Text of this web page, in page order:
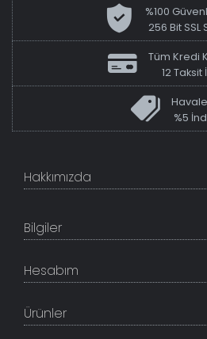
%100
256 Bit SSL
Tüm Kredi
12 Taksit
%5
Hakkımızda
TabloShop, müşteri
tutmaya çalışır. Uzman kadrosu
Bilgiler
İletişim Bilgileri
Banka Hesapları
Sık Sorulan Sorular
Hesabım
Tüm Siparişlerim
Ürünler